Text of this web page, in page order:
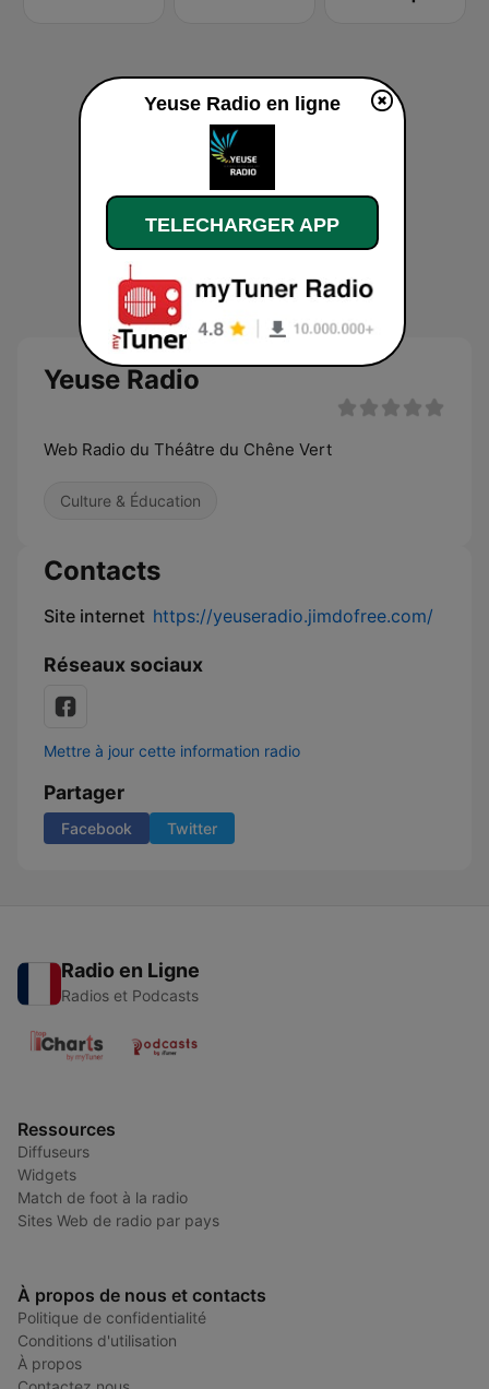
Yeuse Radio
Web Radio du Théâtre du Chêne Vert
Culture & Éducation
Contacts
Site internet https://yeuseradio.jimdofree.com/
Réseaux sociaux
Mettre à jour cette information radio
Partager
Facebook Twitter
Radio en Ligne
Radios et Podcasts
Ressources
Diffuseurs
Widgets
Match de foot à la radio
Sites Web de radio par pays
À propos de nous et contacts
Politique de confidentialité
Conditions d'utilisation
À propos
Yeuse Radio en ligne
TELECHARGER APP